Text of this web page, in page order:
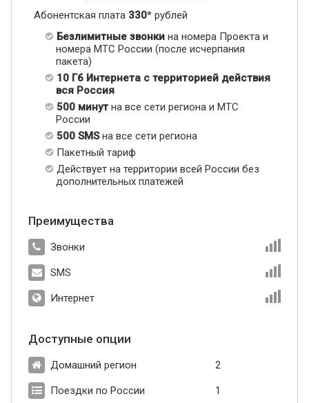
Абонентская плата 330* рублей
Безлимитные звонки на номера Проекта и
номера МТС России (после исчерпания
пакета)
10 Гб Интернета с территорией действия
вся Россия
500 минут на все сети региона и МТС
России
500 SMSна все сети региона
Пакетный тариф
Действует на территории всей России без
дополнительных платежей
Преимущества
Звонки
SMS
Интернет
Доступные опции
Домашний регион 2
Поездки по России 1